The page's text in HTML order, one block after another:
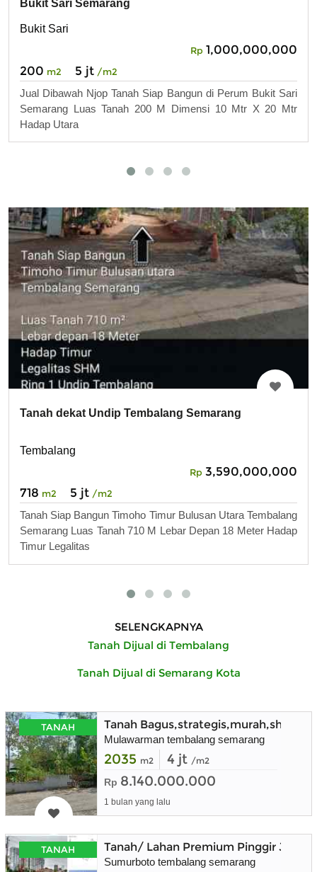
Bukit Sari Semarang
Bukit Sari
Rp 1,000,000,000
200 m2 5 jt /m2
Jual Dibawah Njop Tanah Siap Bangun di Perum Bukit Sari
Semarang Luas Tanah 200 M Dimensi 10 Mtr X 20 Mtr
Hadap Utara
Tanah dekat Undip Tembalang Semarang
Tembalang
Rp 3,590,000,000
718 m2 5 jt /m2
Tanah Siap Bangun Timoho Timur Bulusan Utara Tembalang
Semarang Luas Tanah 710 M Lebar Depan 18 Meter Hadap
Timur Legalitas
SELENGKAPNYA
Tanah Dijual di Tembalang
Tanah Dijual di Semarang Kota
TANAH Tanah
Mulawarman tembalang semarang
2035 m2 4 jt /m2
Rp 8.140.000.000
1 bulan yang lalu
TANAH Tanah/ Lahan Premium Pinggir Jalan
Sumurboto tembalang semarang